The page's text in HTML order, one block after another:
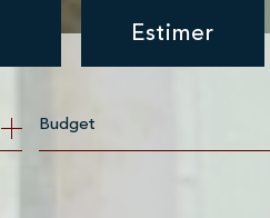
Estimer
Budget